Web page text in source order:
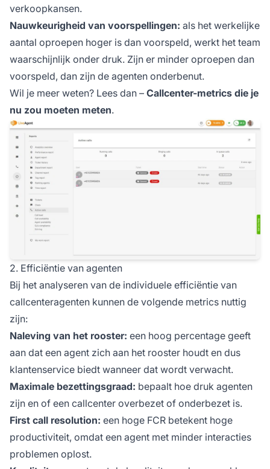
verkoopkansen.
Nauwkeurigheid van voorspellingen: als het werkelijke
aantal oproepen hoger is dan voorspeld, werkt het team
waarschijnlijk onder druk. Zijn er minder oproepen dan
voorspeld, dan zijn de agenten onderbenut.
Wil je meer weten? Lees dan – Callcenter-metrics die je
nu zou moeten meten.
2. Efficiëntie van agenten
Bij het analyseren van de individuele efficiëntie van
callcenteragenten kunnen de volgende metrics nuttig
zijn:
Naleving van het rooster: een hoog percentage geeft
aan dat een agent zich aan het rooster houdt en dus
klantenservice biedt wanneer dat wordt verwacht.
Maximale bezettingsgraad: bepaalt hoe druk agenten
zijn en of een callcenter overbezet of onderbezet is.
First call resolution: een hoge FCR betekent hoge
productiviteit, omdat een agent met minder interacties
problemen oplost.